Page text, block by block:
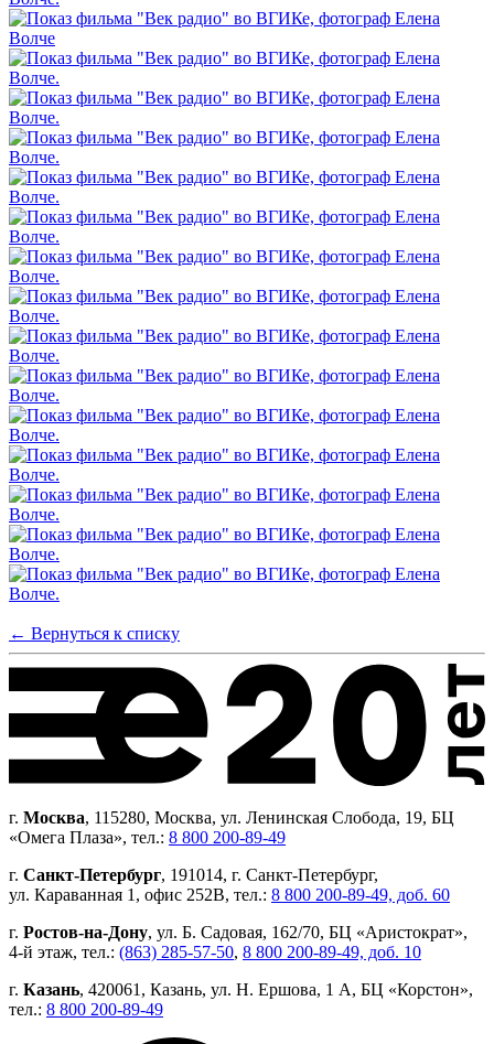
← Вернуться к списку
г. Москва, 115280, Москва, ул. Ленинская Слобода, 19, БЦ
«Омега Плаза», тел.: 8 800 200-89-49
г. Санкт-Петербург, 191014, г. Санкт-Петербург,
ул. Караванная 1, офис 252В, тел.: 8 800 200-89-49, доб. 60
г. Ростов-на-Дону, ул. Б. Садовая, 162/70, БЦ «Аристократ»,
4-й этаж, тел.: (863) 285-57-50, 8 800 200-89-49, доб. 10
г. Казань, 420061, Казань, ул. Н. Ершова, 1 А, БЦ «Корстон»,
тел.: 8 800 200-89-49